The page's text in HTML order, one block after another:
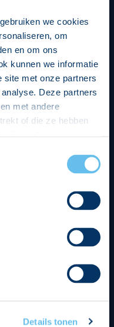
we cookies
om
en om ons
kunnen we informatie
site met onze partners
Deze partners
met andere
of die ze hebben
kunt je toestemming
pagina.
Details tonen